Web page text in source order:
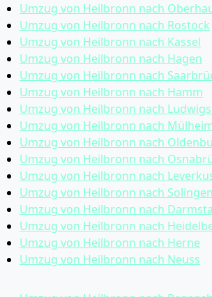
Umzug von Heilbronn nach
Umzug von Heilbronn nach Rostock
Umzug von Heilbronn nach Kassel
Umzug von Heilbronn nach Hagen
Umzug von Heilbronn nach
Umzug von Heilbronn nach Hamm
Umzug von Heilbronn nach
Umzug von Heilbronn nach
Umzug von Heilbronn nach
Umzug von Heilbronn nach
Umzug von Heilbronn nach
Umzug von Heilbronn nach Solingen
Umzug von Heilbronn nach
Umzug von Heilbronn nach
Umzug von Heilbronn nach Herne
Umzug von Heilbronn nach Neuss